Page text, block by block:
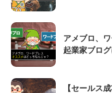
アメブロ、
起業家ブロ
【セールス